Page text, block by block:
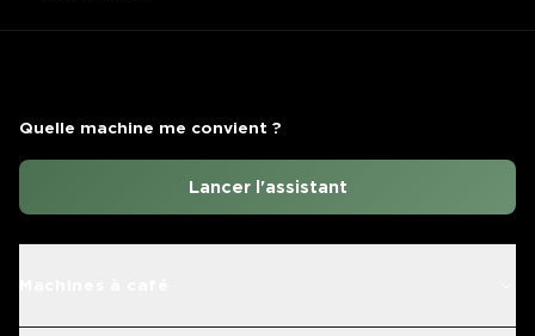
Quelle machine me convient ?
Lancer l'assistant